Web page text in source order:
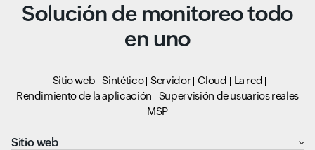
Solución de monitoreo todo
en uno
Sitio web Sintético Servidor Cloud
La red
Rendimiento de la aplicación
Supervisión de usuarios reales
MSP
Sitio web